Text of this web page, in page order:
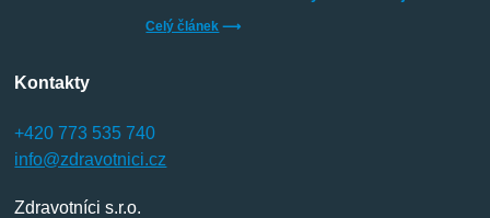
Celý článek ⟶
Kontakty
+420 773 535 740
info@zdravotnici.cz
Zdravotníci s.r.o.